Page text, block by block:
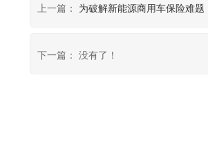
上一篇： 为破解新能源商用车保险难
下一篇： 没有了！